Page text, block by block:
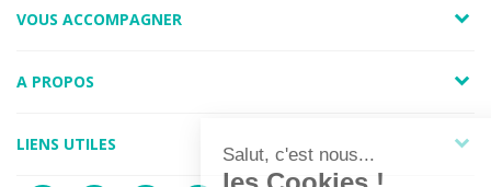
VOUS ACCOMPAGNER
A PROPOS
LIENS UTILES